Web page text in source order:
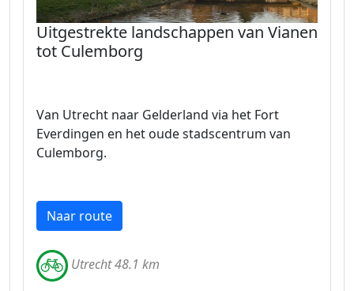
Uitgestrekte landschappen van Vianen
tot Culemborg
Van Utrecht naar Gelderland via het Fort
Everdingen en het oude stadscentrum van
Culemborg.
Naar route
Utrecht 48.1 km